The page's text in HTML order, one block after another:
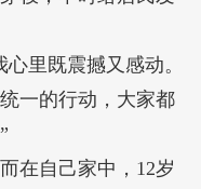
里既震撼又感动。
一的行动，大家都
在自己家中，12岁